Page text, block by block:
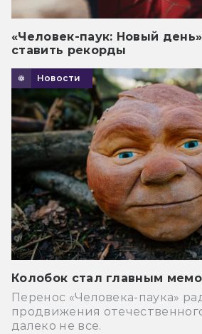
«Человек-паук: Новый
ставить рекорды
Новости
Колобок стал главным
Перенос «Человека-паука»
продвижения
далеко не все.